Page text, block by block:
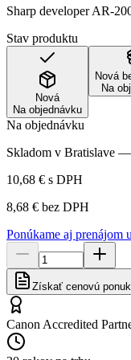
Sharp developer AR-
Stav produktu
Nová
Na objednávku
Nová
Na
Na objednávku
Skladom v Bratislave —
10,68 € s DPH
8,68 € bez DPH
Ponúkame aj prenájom
Získať cenovú
Canon Accredited